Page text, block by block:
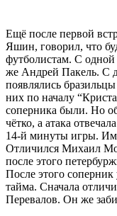
Ещё после первой
Яшин, говорил, что
футболистам. С
же Андрей Пакель. С
появлялись
них по началу
соперника были. Но
чётко, а атака
14-й минуты игры.
Отличился Михаил
после этого
После этого соперник
тайма. Сначала
Перевалов. Он же